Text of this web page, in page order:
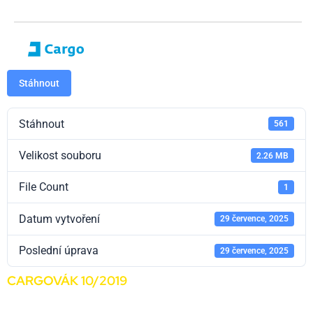
Stáhnout
Stáhnout 561
Velikost souboru 2.26 MB
File Count 1
Datum vytvoření 29 července, 2025
Poslední úprava 29 července, 2025
CARGOVÁK 10/2019